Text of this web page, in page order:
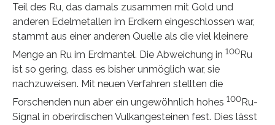
Teil des Ru, das damals zusammen mit Gold und
anderen Edelmetallen im Erdkern eingeschlossen war,
stammt aus einer anderen Quelle als die viel kleinere
Menge an Ru im Erdmantel. Die Abweichung in 100Ru
ist so gering, dass es bisher unmöglich war, sie
nachzuweisen. Mit neuen Verfahren stellten die
Forschenden nun aber ein ungewöhnlich hohes 100Ru-
Signal in oberirdischen Vulkangesteinen fest. Dies lässt